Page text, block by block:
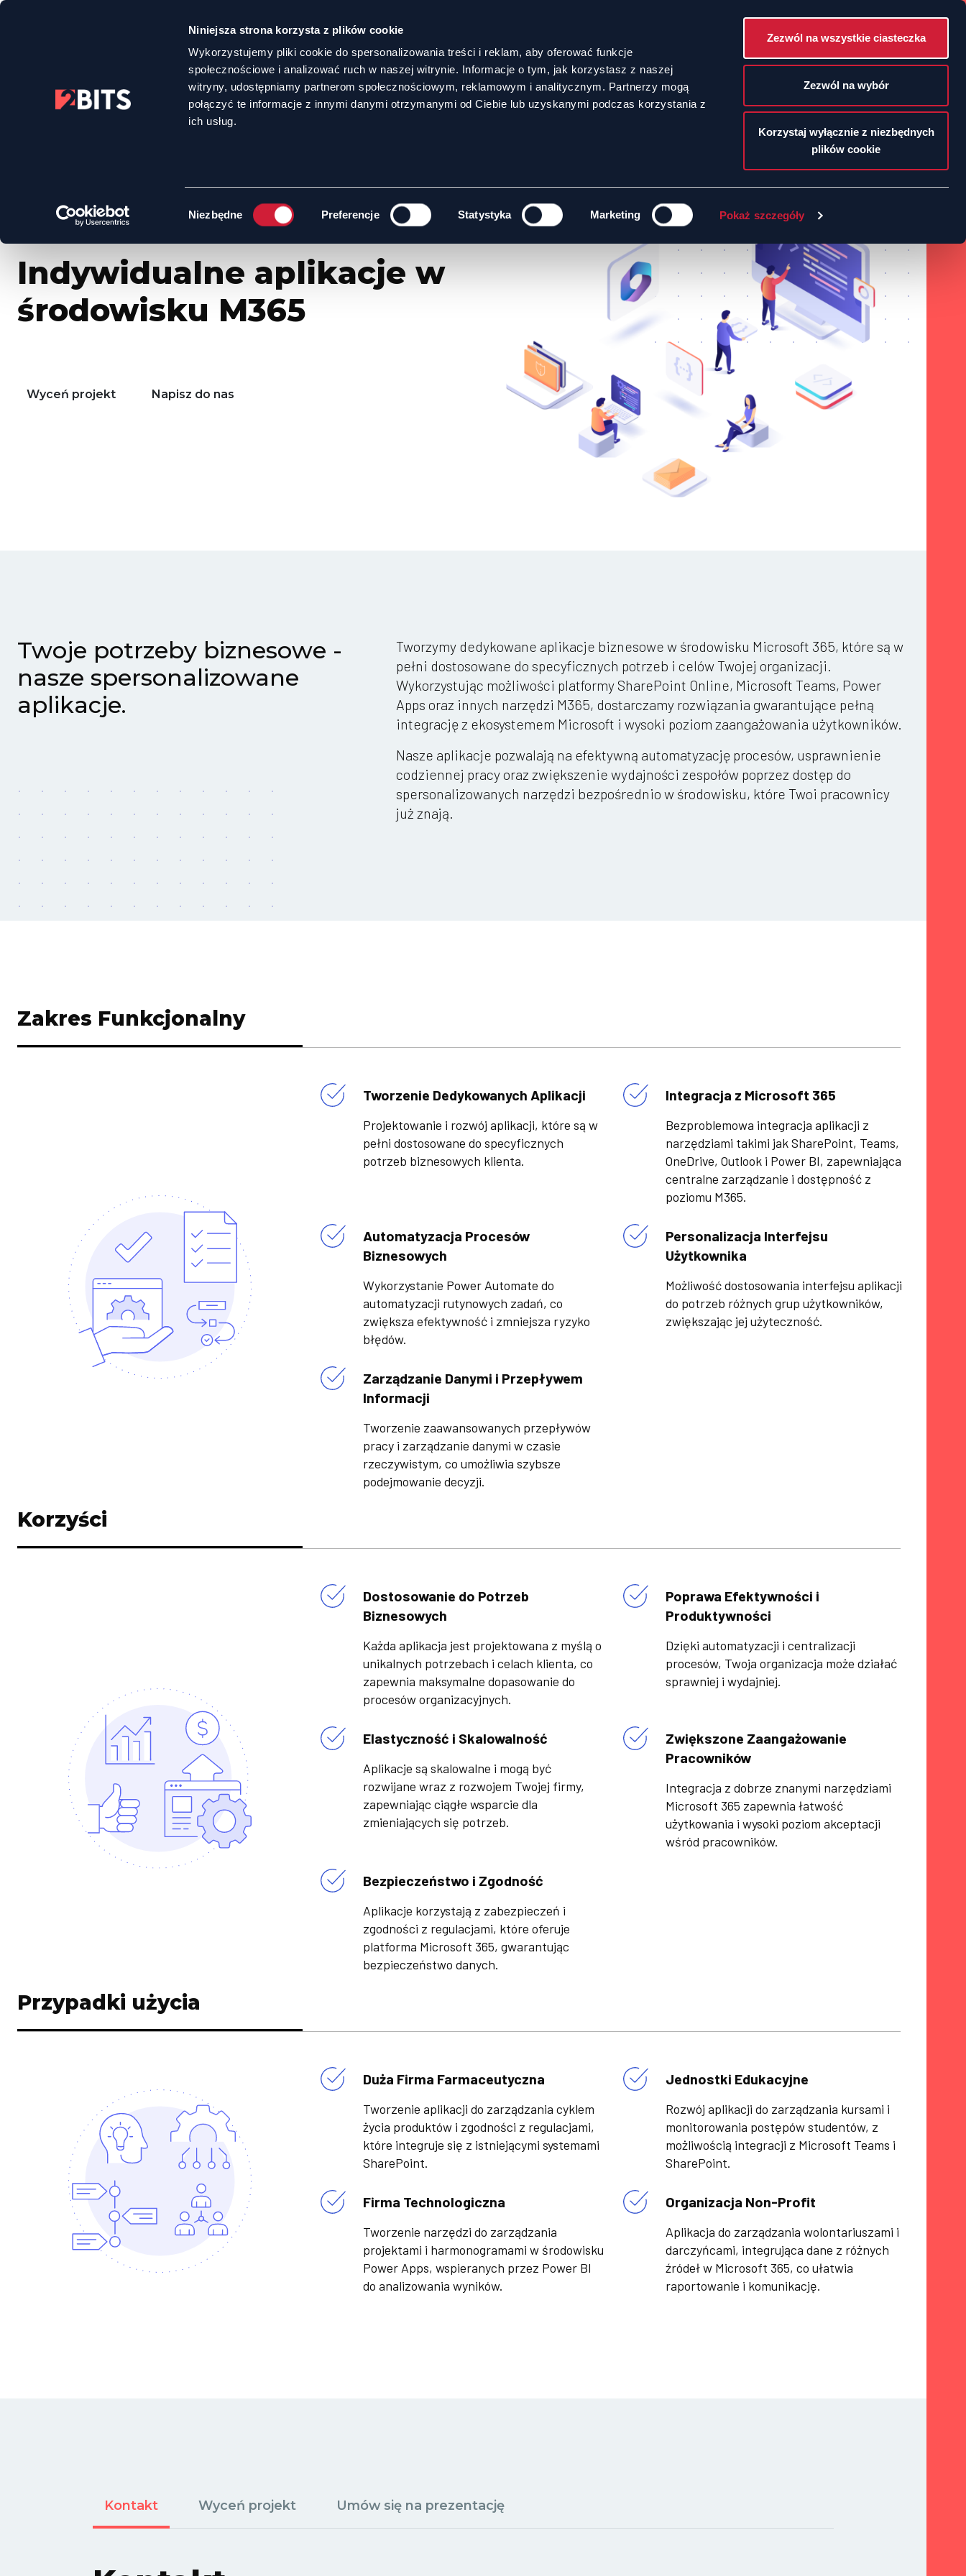
Niniejsza strona korzysta z plików cookie
Wykorzystujemy pliki cookie do spersonalizowania treści i reklam, aby oferować funkcje
społecznościowe i analizować ruch w naszej witrynie. Informacje o tym, jak korzystasz z naszej
witryny, udostępniamy partnerom społecznościowym, reklamowym i analitycznym. Partnerzy mogą
połączyć te informacje z innymi danymi otrzymanymi od Ciebie lub uzyskanymi podczas korzystania z
ich usług.
Niezbędne Preferencje Statystyka Marketing Pokaż szczegóły
Zezwól na wszystkie ciasteczka
Zezwól na wybór
Korzystaj wyłącznie z niezbędnych
plików cookie
POLSKI
OFERTA INDYWIDUALNE APLIKACJE W ŚRODOWISKU M365
Indywidualne aplikacje w
środowisku M365
Wyceń projekt Napisz do nas
Twoje potrzeby biznesowe -
nasze spersonalizowane
aplikacje.
Tworzymy dedykowane aplikacje biznesowe w środowisku Microsoft 365, które są w
pełni dostosowane do specyficznych potrzeb i celów Twojej organizacji.
Wykorzystując możliwości platformy SharePoint Online, Microsoft Teams, Power
Apps oraz innych narzędzi M365, dostarczamy rozwiązania gwarantujące pełną
integrację z ekosystemem Microsoft i wysoki poziom zaangażowania użytkowników.
Nasze aplikacje pozwalają na efektywną automatyzację procesów, usprawnienie
codziennej pracy oraz zwiększenie wydajności zespołów poprzez dostęp do
spersonalizowanych narzędzi bezpośrednio w środowisku, które Twoi pracownicy
już znają.
Zakres Funkcjonalny
Tworzenie Dedykowanych Aplikacji
Projektowanie i rozwój aplikacji, które są w
pełni dostosowane do specyficznych
potrzeb biznesowych klienta.
Integracja z Microsoft 365
Bezproblemowa integracja aplikacji z
narzędziami takimi jak SharePoint, Teams,
OneDrive, Outlook i Power BI, zapewniająca
centralne zarządzanie i dostępność z
poziomu M365.
Automatyzacja Procesów
Biznesowych
Wykorzystanie Power Automate do
automatyzacji rutynowych zadań, co
zwiększa efektywność i zmniejsza ryzyko
błędów.
Personalizacja Interfejsu
Użytkownika
Możliwość dostosowania interfejsu aplikacji
do potrzeb różnych grup użytkowników,
zwiększając jej użyteczność.
Zarządzanie Danymi i Przepływem
Informacji
Tworzenie zaawansowanych przepływów
pracy i zarządzanie danymi w czasie
rzeczywistym, co umożliwia szybsze
podejmowanie decyzji.
Korzyści
Dostosowanie do Potrzeb
Biznesowych
Każda aplikacja jest projektowana z myślą o
unikalnych potrzebach i celach klienta, co
zapewnia maksymalne dopasowanie do
procesów organizacyjnych.
Poprawa Efektywności i
Produktywności
Dzięki automatyzacji i centralizacji
procesów, Twoja organizacja może działać
sprawniej i wydajniej.
Elastyczność i Skalowalność
Aplikacje są skalowalne i mogą być
rozwijane wraz z rozwojem Twojej firmy,
zapewniając ciągłe wsparcie dla
zmieniających się potrzeb.
Zwiększone Zaangażowanie
Pracowników
Integracja z dobrze znanymi narzędziami
Microsoft 365 zapewnia łatwość
użytkowania i wysoki poziom akceptacji
wśród pracowników.
Bezpieczeństwo i Zgodność
Aplikacje korzystają z zabezpieczeń i
zgodności z regulacjami, które oferuje
platforma Microsoft 365, gwarantując
bezpieczeństwo danych.
Przypadki użycia
Duża Firma Farmaceutyczna
Tworzenie aplikacji do zarządzania cyklem
życia produktów i zgodności z regulacjami,
które integruje się z istniejącymi systemami
SharePoint.
Jednostki Edukacyjne
Rozwój aplikacji do zarządzania kursami i
monitorowania postępów studentów, z
możliwością integracji z Microsoft Teams i
SharePoint.
Firma Technologiczna
Tworzenie narzędzi do zarządzania
projektami i harmonogramami w środowisku
Power Apps, wspieranych przez Power BI
do analizowania wyników.
Organizacja Non-Profit
Aplikacja do zarządzania wolontariuszami i
darczyńcami, integrująca dane z różnych
źródeł w Microsoft 365, co ułatwia
raportowanie i komunikację.
Kontakt Wyceń projekt Umów się na prezentację